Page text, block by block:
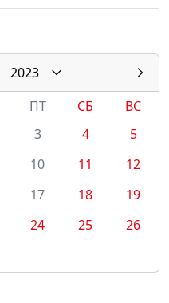
2023
ПТ СБ
ВС
3 4
5
10 11
12
17 18
19
24 25
26